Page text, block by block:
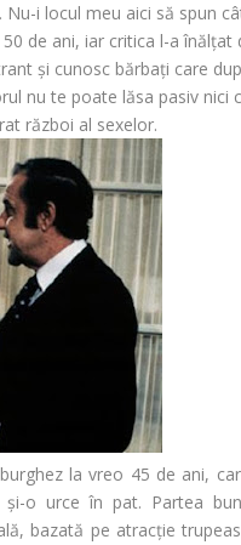
i locul meu aici să spun
de ani, iar critica l-a înălțat
și cunosc bărbați care
nu te poate lăsa pasiv nici
război al sexelor.
la vreo 45 de ani,
o urce în pat. Partea
bazată pe atracție